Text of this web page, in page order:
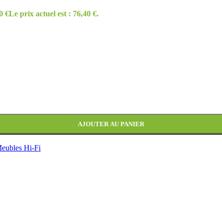
€Le prix actuel est : 76,40 €.
AJOUTER AU PANIER
Hi-Fi